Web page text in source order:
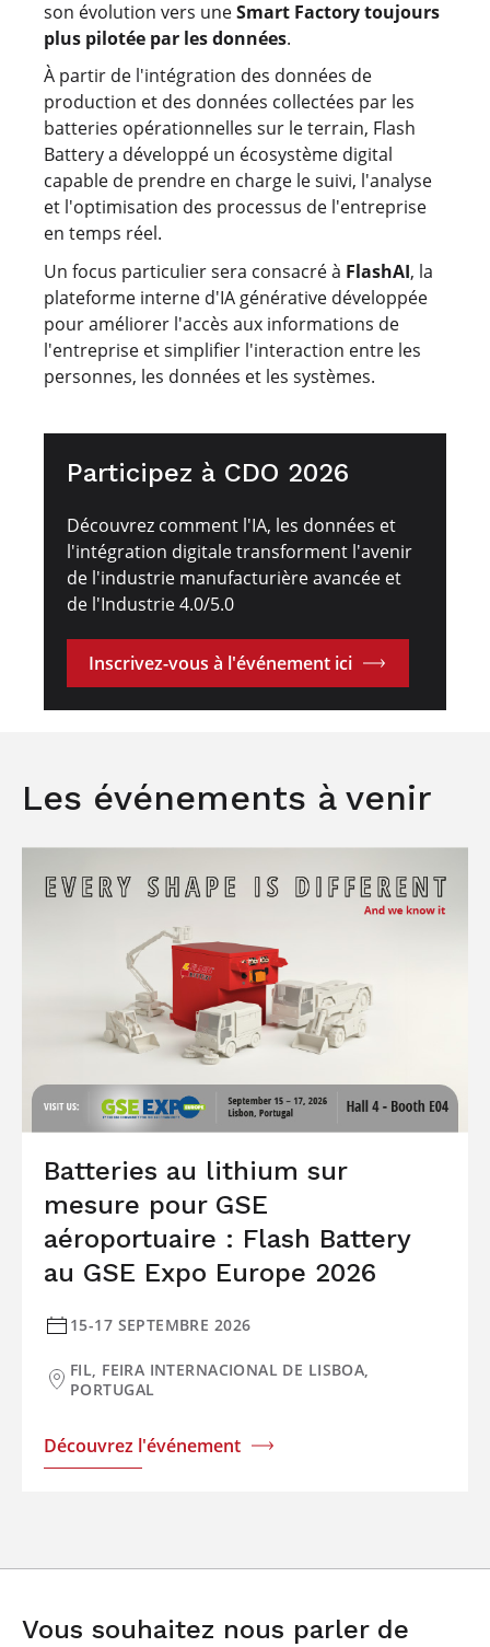
son évolution vers uneSmart Factory toujours
plus pilotée par les données.
À partir de l'intégration des données de
production et des données collectées par les
batteries opérationnelles sur le terrain, Flash
Battery a développé un écosystème digital
capable de prendre en charge le suivi, l'analyse
et l'optimisation des processus de l'entreprise
en temps réel.
Un focus particulier sera consacré à FlashAI, la
plateforme interne d'IA générative développée
pour améliorer l'accès aux informations de
l'entreprise et simplifier l'interaction entre les
personnes, les données et les systèmes.
Participez à CDO 2026
Découvrez comment l'IA, les données et
l'intégration digitale transforment l'avenir
de l'industrie manufacturière avancée et
de l'Industrie 4.0/5.0
Inscrivez-vous à l'événement ici
Les événements à venir
Batteries au lithium sur
mesure pour GSE
aéroportuaire : Flash Battery
au GSE Expo Europe 2026
15-17 SEPTEMBRE 2026
FIL, FEIRA INTERNACIONAL DE LISBOA,
PORTUGAL
Découvrez l'événement
Vous souhaitez nous parler de